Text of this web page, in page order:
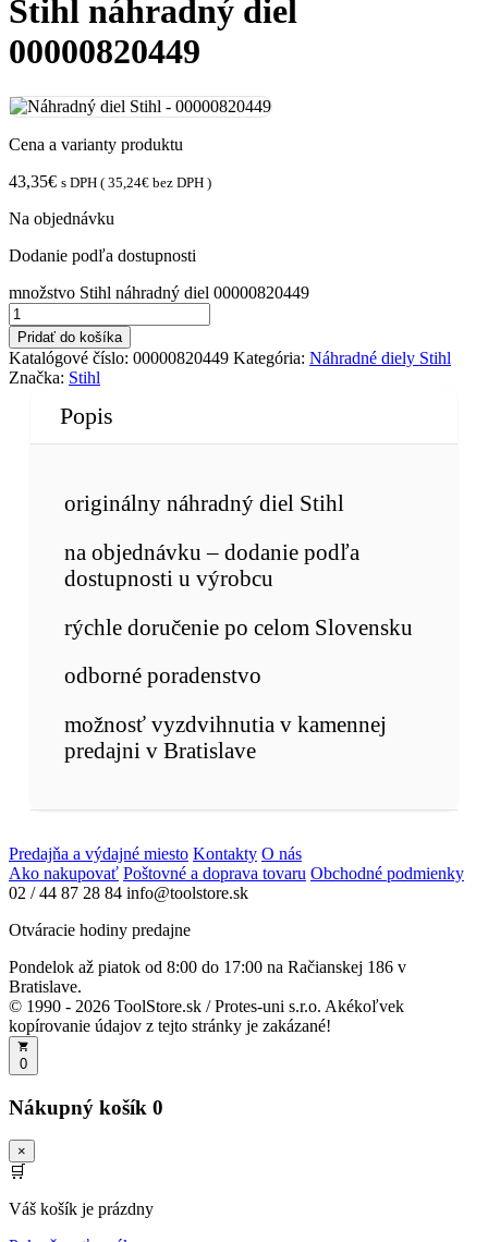
Stihl náhradný diel
00000820449
Cena a varianty produktu
43,35€ s DPH ( 35,24€ bez DPH )
Na objednávku
Dodanie podľa dostupnosti
množstvo Stihl náhradný diel 00000820449
Pridať do košíka
Katalógové číslo: 00000820449 Kategória: Náhradné diely Stihl
Značka: Stihl
Popis
originálny náhradný diel Stihl
na objednávku – dodanie podľa
dostupnosti u výrobcu
rýchle doručenie po celom Slovensku
odborné poradenstvo
možnosť vyzdvihnutia v kamennej
predajni v Bratislave
Predajňa a výdajné miesto Kontakty O nás
Ako nakupovať Poštovné a doprava tovaru Obchodné podmienky
02 / 44 87 28 84 info@toolstore.sk
Otváracie hodiny predajne
Pondelok až piatok od 8:00 do 17:00 na Račianskej 186 v
Bratislave.
© 1990 - 2026 ToolStore.sk / Protes-uni s.r.o. Akékoľvek
kopírovanie údajov z tejto stránky je zakázané!
0
Nákupný košík 0
×
🛒
Váš košík je prázdny